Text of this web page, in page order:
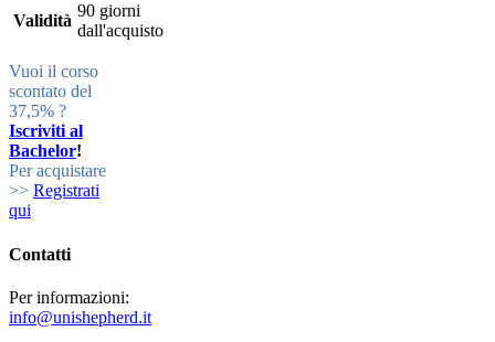
Validità
90 giorni
dall'acquisto
Vuoi il corso
scontato del
37,5% ?
Iscriviti al
Bachelor!
Per acquistare
>> Registrati
qui
Contatti
Per informazioni:
info@unishepherd.it